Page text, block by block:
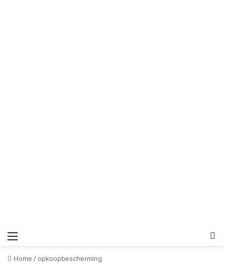
Home /opkoopbescherming